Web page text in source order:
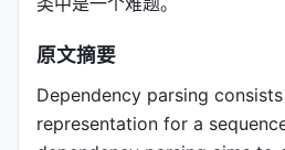
原文摘要
Dependency parsing
representation for a